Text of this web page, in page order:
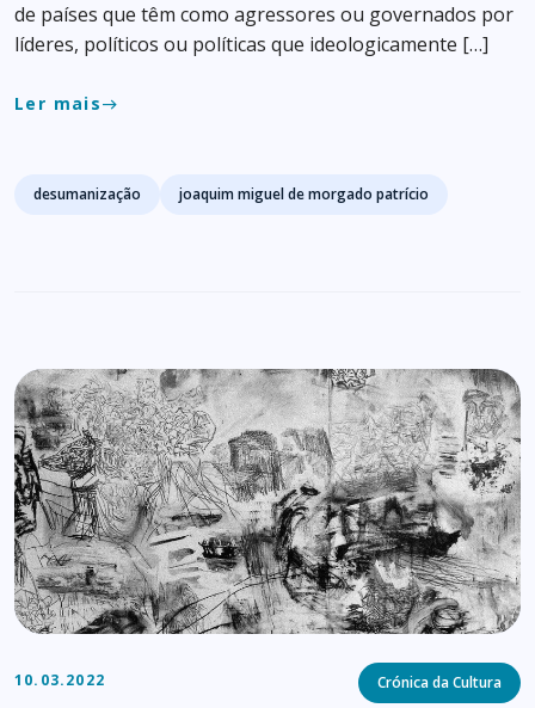
de países que têm como agressores ou governados por
líderes, políticos ou políticas que ideologicamente […]
Ler maiseast
Tags
desumanização joaquim miguel de morgado patrício
10.03.2022 Categories
Crónica da Cultura